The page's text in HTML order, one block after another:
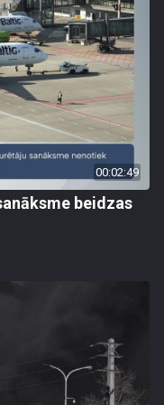
00:02:49
beidzas